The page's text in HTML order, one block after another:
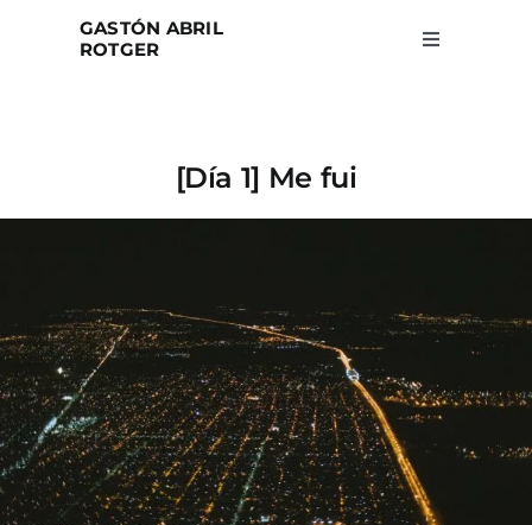
GASTÓN ABRIL
ROTGER
Toggle
About
Search
for:
[Día 1] Me fui